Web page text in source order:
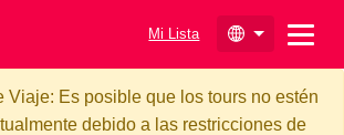
Mi Lista
Viaje: Es posible que los tours no estén
debido a las restricciones de